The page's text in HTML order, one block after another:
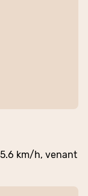
km/h, venant